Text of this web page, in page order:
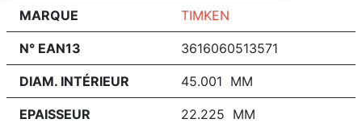
MARQUE TIMKEN
N° EAN13 3616060513571
DIAM. INTÉRIEUR 45.001 MM
EPAISSEUR 22.225 MM